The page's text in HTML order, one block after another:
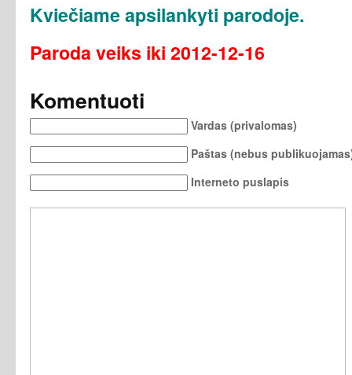
Kviečiame apsilankyti parodoje.
Paroda veiks iki 2012-12-16
Komentuoti
Vardas (privalomas)
Paštas (nebus
Interneto puslapis